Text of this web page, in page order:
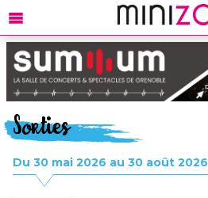
Sorties
Du 30 mai 2026 au 30 août 2026